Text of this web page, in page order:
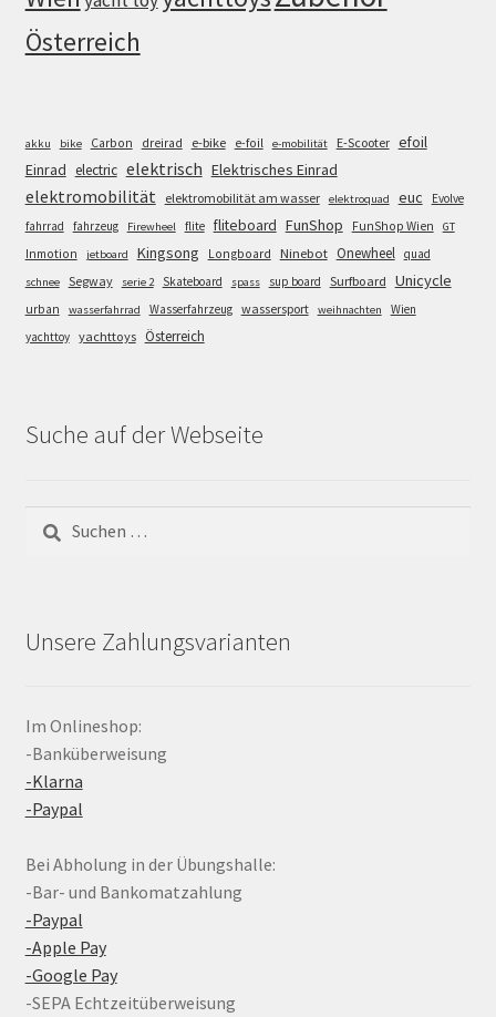
Österreich
akku bike Carbon dreirad e-bike e-foil e-mobilität E-Scooter efoil
Einrad electric elektrisch Elektrisches Einrad
elektromobilität elektromobilität am wasser elektroquad euc
Evolve
fahrrad
fahrzeug Firewheel flite fliteboard FunShop FunShop Wien GT
Inmotion jetboard Kingsong Longboard Ninebot Onewheel quad
schnee Segway serie 2 Skateboard spass sup board Surfboard Unicycle
urban wasserfahrrad Wasserfahrzeug wassersport weihnachten
Wien
yachttoy yachttoys Österreich
Suche auf der Webseite
nach:
Unsere Zahlungsvarianten
Im Onlineshop:
-Banküberweisung
-Klarna
-Paypal
Bei Abholung in der Übungshalle:
-Bar- und Bankomatzahlung
-Paypal
-Apple Pay
-Google Pay
-SEPA Echtzeitüberweisung